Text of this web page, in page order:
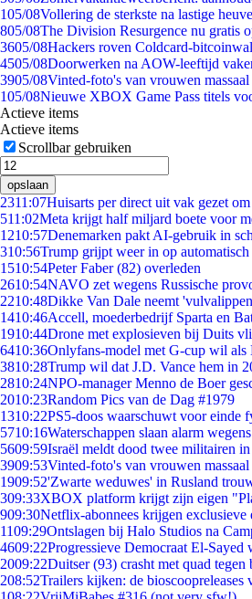
105/08Vollering de sterkste na lastige
805/08The Division Resurgence nu gratis
3605/08Hackers roven Coldcard-
4505/08Doorwerken na AOW-leeftijd
3905/08Vinted-foto's van vrouwen massaal
105/08Nieuwe XBOX Game Pass titels
Actieve items
Actieve items
Scrollbar gebruiken
opslaan
2311:07Huisarts per direct uit vak gezet
511:02Meta krijgt half miljard boete voor
1210:57Denemarken pakt AI-gebruik in
310:56Trump grijpt weer in op
1510:54Peter Faber (82) overleden
2610:54NAVO zet wegens Russische
2210:48Dikke Van Dale neemt
1410:46Accell, moederbedrijf Sparta en
1910:44Drone met explosieven bij Duits
6410:36Onlyfans-model met G-cup wil als
3810:28Trump wil dat J.D. Vance hem in
2810:24NPO-manager Menno de Boer
2010:23Random Pics van de Dag #1979
1310:22PS5-doos waarschuwt voor einde
5710:16Waterschappen slaan alarm
5609:59Israël meldt dood twee militairen
3909:53Vinted-foto's van vrouwen massaal
1909:52'Zwarte weduwes' in Rusland
309:33XBOX platform krijgt zijn eigen
909:30Netflix-abonnees krijgen
1109:29Ontslagen bij Halo Studios na
4609:22Progressieve Democraat El-
2009:22Duitser (93) crasht met quad
208:52Trailers kijken: de bioscoopreleases